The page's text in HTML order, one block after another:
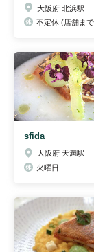
大阪府 北浜駅
sfida
大阪府 天満駅
火曜日